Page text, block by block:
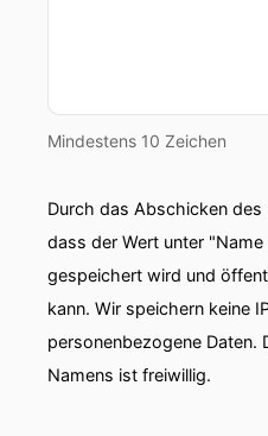
Mindestens 10 Zeichen
Durch das Abschicken
dass der Wert unter
gespeichert wird und
kann. Wir speichern keine
personenbezogene Daten.
Namens ist freiwillig.